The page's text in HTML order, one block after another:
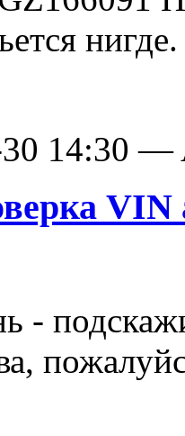
14:30 —
VIN
-